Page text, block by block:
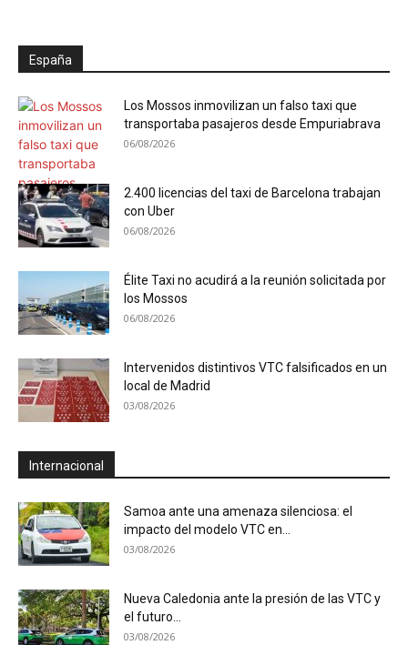
España
Los Mossos inmovilizan un falso taxi que
transportaba pasajeros desde Empuriabrava
06/08/2026
2.400 licencias del taxi de Barcelona trabajan
con Uber
06/08/2026
Élite Taxi no acudirá a la reunión solicitada por
los Mossos
06/08/2026
Intervenidos distintivos VTC falsificados en un
local de Madrid
03/08/2026
Internacional
Samoa ante una amenaza silenciosa: el
impacto del modelo VTC en...
03/08/2026
Nueva Caledonia ante la presión de las VTC y
el futuro...
03/08/2026